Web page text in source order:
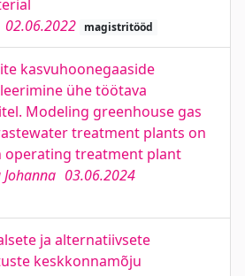
02.06.2022 magistritööd
kasvuhoonegaaside
ühe töötava
Modeling greenhouse gas
treatment plants on
operating treatment plant
03.06.2024
ja alternatiivsete
keskkonnamõju